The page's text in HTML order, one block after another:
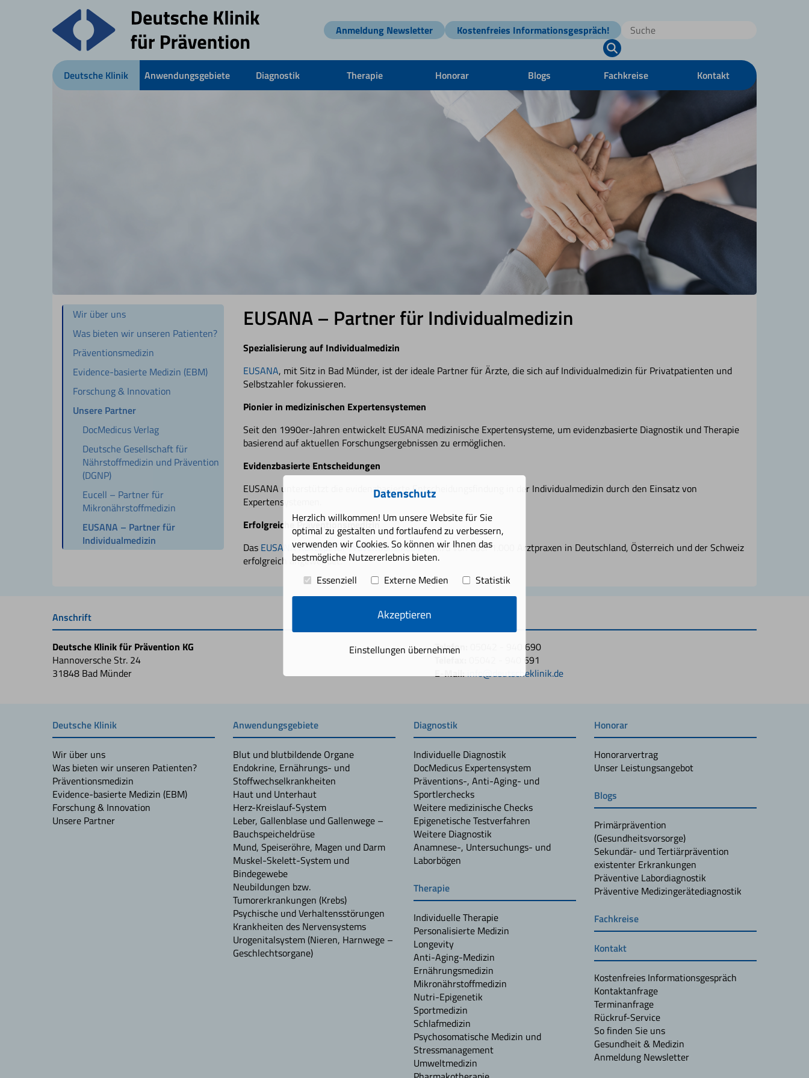
Anmeldung Newsletter Kostenfreies Informationsgespräch!
Deutsche Klinik Anwendungsgebiete Diagnostik Therapie Honorar Blogs Fachkreise Kontakt
EUSANA – Partner für Individualmedizin
Spezialisierung auf Individualmedizin
EUSANA, mit Sitz in Bad Münder, ist der ideale Partner für Ärzte, die sich auf Individualmedizin für Privatpatienten und
Selbstzahler fokussieren.
Pionier in medizinischen Expertensystemen
Seit den 1990er-Jahren entwickelt EUSANA medizinische Expertensysteme, um evidenzbasierte Diagnostik und Therapie
basierend auf aktuellen Forschungsergebnissen zu ermöglichen.
Evidenzbasierte Entscheidungen
EUSANA unterstützt die evidenzbasierte Entscheidungsfindung in der Individualmedizin durch den Einsatz von
Expertensystemen.
Erfolgreiche Präventionsmedizin
Das EUSANA Konzept für Präventionsmedizinwird von über 1.000 Arztpraxen in Deutschland, Österreich und der Schweiz
erfolgreich angewendet.
Wir über uns
Was bieten wir unseren Patienten?
Präventionsmedizin
Evidence-basierte Medizin (EBM)
Forschung & Innovation
Unsere Partner
DocMedicus Verlag
Deutsche Gesellschaft für
Nährstoffmedizin und Prävention
(DGNP)
Eucell – Partner für
Mikronährstoffmedizin
EUSANA – Partner für
Individualmedizin
Anschrift
Deutsche Klinik für Prävention KG
Hannoversche Str. 24
31848 Bad Münder
Telefon:
05042 - 940 690
05042 - 940 691
E-Mail:info@deutscheklinik.de
Deutsche Klinik
Wir über uns
Was bieten wir unseren Patienten?
Präventionsmedizin
Evidence-basierte Medizin (EBM)
Forschung & Innovation
Unsere Partner
Anwendungsgebiete
Blut und blutbildende Organe
Endokrine, Ernährungs- und
Stoffwechselkrankheiten
Haut und Unterhaut
Herz-Kreislauf-System
Leber, Gallenblase und Gallenwege –
Bauchspeicheldrüse
Mund, Speiseröhre, Magen und Darm
Muskel-Skelett-System und
Bindegewebe
Neubildungen bzw.
Tumorerkrankungen (Krebs)
Psychische und Verhaltensstörungen
Krankheiten des Nervensystems
Urogenitalsystem (Nieren, Harnwege –
Geschlechtsorgane)
Diagnostik
Individuelle Diagnostik
DocMedicus Expertensystem
Präventions-, Anti-Aging- und
Sportlerchecks
Weitere medizinische Checks
Epigenetische Testverfahren
Weitere Diagnostik
Anamnese-, Untersuchungs- und
Laborbögen
Therapie
Individuelle Therapie
Personalisierte Medizin
Longevity
Anti-Aging-Medizin
Ernährungsmedizin
Mikronährstoffmedizin
Nutri-Epigenetik
Sportmedizin
Schlafmedizin
Psychosomatische Medizin und
Stressmanagement
Umweltmedizin
Honorar
Honorarvertrag
Unser Leistungsangebot
Blogs
Primärprävention
(Gesundheitsvorsorge)
Sekundär- und Tertiärprävention
existenter Erkrankungen
Präventive Labordiagnostik
Präventive Medizingerätediagnostik
Fachkreise
Kontakt
Kostenfreies Informationsgespräch
Kontaktanfrage
Terminanfrage
Rückruf-Service
So finden Sie uns
Gesundheit & Medizin
Anmeldung Newsletter
Datenschutz
Herzlich willkommen! Um unsere Website für Sie
optimal zu gestalten und fortlaufend zu verbessern,
verwenden wir Cookies. So können wir Ihnen das
bestmögliche Nutzererlebnis bieten.
Essenziell
Externe Medien Statistik
Akzeptieren
Einstellungen übernehmen